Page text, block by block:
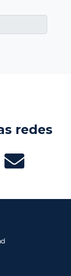
redes